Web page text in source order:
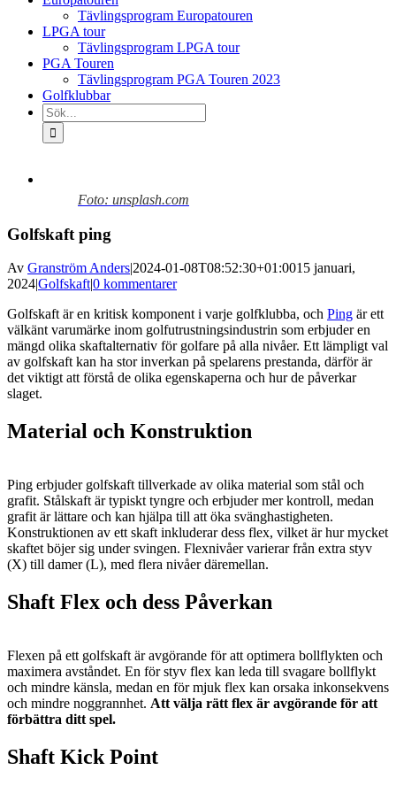
Tävlingsprogram Europatouren
LPGA tour
Tävlingsprogram LPGA tour
PGA Touren
Tävlingsprogram PGA Touren 2023
Golfklubbar
Sök
efter:
Foto: unsplash.com
Golfskaft ping
Av Granström Anders|2024-01-08T08:52:30+01:0015 januari,
2024|Golfskaft|0 kommentarer
Golfskaft är en kritisk komponent i varje golfklubba, och Ping är ett
välkänt varumärke inom golfutrustningsindustrin som erbjuder en
mängd olika skaftalternativ för golfare på alla nivåer. Ett lämpligt val
av golfskaft kan ha stor inverkan på spelarens prestanda, därför är
det viktigt att förstå de olika egenskaperna och hur de påverkar
slaget.
Material och Konstruktion
Ping erbjuder golfskaft tillverkade av olika material som stål och
grafit. Stålskaft är typiskt tyngre och erbjuder mer kontroll, medan
grafit är lättare och kan hjälpa till att öka svänghastigheten.
Konstruktionen av ett skaft inkluderar dess flex, vilket är hur mycket
skaftet böjer sig under svingen. Flexnivåer varierar från extra styv
(X) till damer (L), med flera nivåer däremellan.
Shaft Flex och dess Påverkan
Flexen på ett golfskaft är avgörande för att optimera bollflykten och
maximera avståndet. En för styv flex kan leda till svagare bollflykt
och mindre känsla, medan en för mjuk flex kan orsaka inkonsekvens
och mindre noggrannhet. Att välja rätt flex är avgörande för att
förbättra ditt spel.
Shaft Kick Point